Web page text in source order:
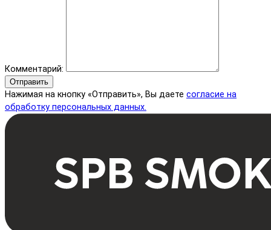
Комментарий:
Отправить
Нажимая на кнопку «Отправить», Вы даете согласие на
обработку персональных данных.